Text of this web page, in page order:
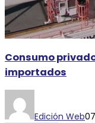
Consumo
importados
Edición Web